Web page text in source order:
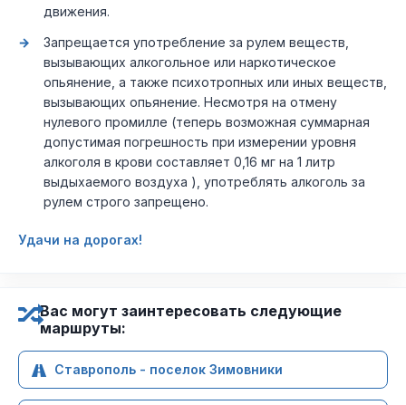
движения.
Запрещается употребление за рулем веществ,
вызывающих алкогольное или наркотическое
опьянение, а также психотропных или иных веществ,
вызывающих опьянение. Несмотря на отмену
нулевого промилле (теперь возможная суммарная
допустимая погрешность при измерении уровня
алкоголя в крови составляет 0,16 мг на 1 литр
выдыхаемого воздуха ), употреблять алкоголь за
рулем строго запрещено.
Удачи на дорогах!
Вас могут заинтересовать следующие
маршруты:
Ставрополь - поселок Зимовники